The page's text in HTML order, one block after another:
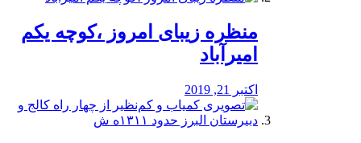
منظره‌‌ زیبای امروز ،کوچه یکم
امیرآباد
اکتبر 21, 2019